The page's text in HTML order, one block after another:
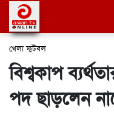
খেলা ফুটবল
বিশ্বকাপ
পদ ছাড়লেন